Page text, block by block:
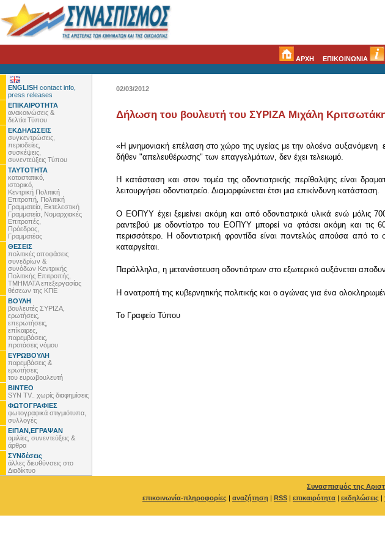
ΑΡΧΗ ΕΠΙΚΟΙΝΩΝΙΑ
ENGLISH contact info,
press releases
ΕΠΙΚΑΙΡΟΤΗΤΑ
ανακοινώσεις &
δελτία Τύπου
ΕΚΔΗΛΩΣΕΙΣ
συγκεντρώσεις,
περιοδείες,
συσκέψεις,
συνεντεύξεις Τύπου
ΤΑΥΤΟΤΗΤΑ
καταστατικό,
ιστορικό,
Κεντρική Πολιτική
Επιτροπή, Πολιτική
Γραμματεία, Εκτελεστική
Γραμματεία, Νομαρχιακές
Επιτροπές,
Πρόεδρος,
Γραμματέας
ΘΕΣΕΙΣ
πολιτικές αποφάσεις
συνεδρίων &
συνόδων Κεντρικής
Πολιτικής Επιτροπής,
ΤΜΗΜΑΤΑ επεξεργασίας
θέσεων της ΚΠΕ
ΒΟΥΛΗ
βουλευτές ΣΥΡΙΖΑ,
ερωτήσεις,
επερωτήσεις,
επίκαιρες,
παρεμβάσεις,
προτάσεις νόμου
ΕΥΡΩΒΟΥΛΗ
παρεμβάσεις &
ερωτήσεις
του ευρωβουλευτή
ΒΙΝΤΕΟ
SYN TV.. χωρίς διαφημίσεις
ΦΩΤΟΓΡΑΦΙΕΣ
φωτογραφικά στιγμιότυπα,
συλλογές
ΕΙΠΑΝ,ΕΓΡΑΨΑΝ
ομιλίες, συνεντεύξεις &
άρθρα
ΣΥΝδέσεις
άλλες διευθύνσεις στο
Διαδίκτυο
02/03/2012
Δήλωση του βουλευτή του ΣΥΡΙΖΑ Μιχάλη
«Η μνημονιακή επέλαση στο χώρο της υγείας με την ολοένα
δήθεν "απελευθέρωσης" των επαγγελμάτων, δεν έχει τελειωμό.
Η κατάσταση και στον τομέα της οδοντιατρικής περίθαλψης είναι
λειτουργήσει οδοντιατρείο. Διαμορφώνεται έτσι μια επικίνδυνη κατάσταση.
Ο ΕΟΠΥΥ έχει ξεμείνει ακόμη και από οδοντιατρικά υλικά ενώ μόλις
ραντεβού με οδοντίατρο του ΕΟΠΥΥ μπορεί να φτάσει ακόμη και τις
περισσότερο. Η οδοντιατρική φροντίδα είναι παντελώς απούσα από
καταργείται.
Παράλληλα, η μετανάστευση οδοντιάτρων στο εξωτερικό αυξάνεται
Η ανατροπή της κυβερνητικής πολιτικής και ο αγώνας για ένα
To Γραφείο Τύπου
Συνασπισμός της
επικοινωνία-πληροφορίες | αναζήτηση | RSS | επικαιρότητα | εκδηλώσεις |